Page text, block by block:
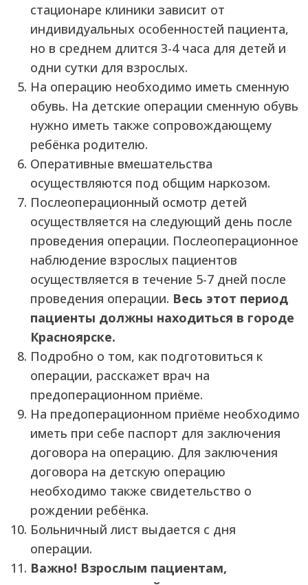
стационаре клиники зависит от
индивидуальных особенностей пациента,
но в среднем длится 3-4 часа для детей и
одни сутки для взрослых.
На операцию необходимо иметь сменную
обувь. На детские операции сменную обувь
нужно иметь также сопровождающему
ребёнка родителю.
Оперативные вмешательства
осуществляются под общим наркозом.
Послеоперационный осмотр детей
осуществляется на следующий день после
проведения операции. Послеоперационное
наблюдение взрослых пациентов
осуществляется в течение 5-7 дней после
проведения операции. Весь этот период
пациенты должны находиться в городе
Красноярске.
Подробно о том, как подготовиться к
операции, расскажет врач на
предоперационном приёме.
На предоперационном приёме необходимо
иметь при себе паспорт для заключения
договора на операцию. Для заключения
договора на детскую операцию
необходимо также свидетельство о
рождении ребёнка.
Больничный лист выдается с дня
операции.
Важно! Взрослым пациентам,